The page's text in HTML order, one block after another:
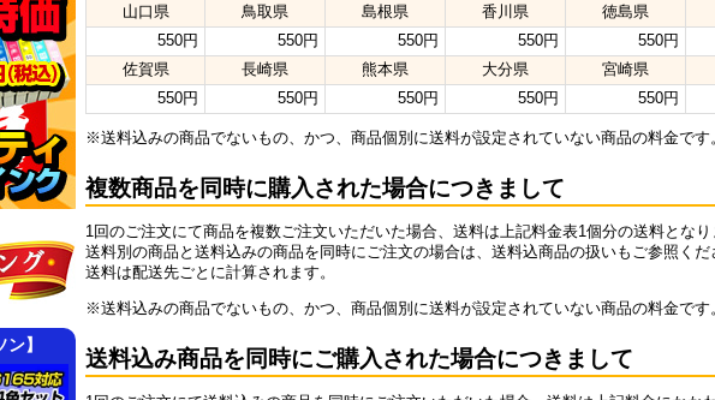
山口県
鳥取県 島根県 香川県
徳島県
550円
550円 550円 550円
550円
佐賀県
長崎県 熊本県 大分県 宮崎県
550円
550円 550円 550円 550円
※送料込みの商品でないもの、かつ、商品個別に送料が設定されていない商品の料金です
複数商品を同時に購入された場合につきまして
1回のご注文にて商品を複数ご注文いただいた場合、送料は上記料金表1個分の送料とな
送料別の商品と送料込みの商品を同時にご注文の場合は、送料込商品の扱いもご参照くだ
送料は配送先ごとに計算されます。
※送料込みの商品でないもの、かつ、商品個別に送料が設定されていない商品の料金です
送料込み商品を同時にご購入された場合につきまして